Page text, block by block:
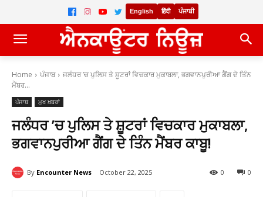
English हिंदी ਪੰਜਾਬੀ
Home ਪੰਜਾਬ
ਜਲੰਧਰ ’ਚ ਪੁਲਿਸ ਤੇ ਸ਼ੂਟਰਾਂ ਵਿਚਕਾਰ ਮੁਕਾਬਲਾ, ਭਗਵਾਨਪੁਰੀਆ ਗੈਂਗ ਦੇ ਤਿੰਨ
ਮੈਂਬਰ...
ਪੰਜਾਬ ਮੁਖ ਖ਼ਬਰਾਂ
ਜਲੰਧਰ ’ਚ ਪੁਲਿਸ ਤੇ ਸ਼ੂਟਰਾਂ ਵਿਚਕਾਰ ਮੁਕਾਬਲਾ,
ਭਗਵਾਨਪੁਰੀਆ ਗੈਂਗ ਦੇ ਤਿੰਨ ਮੈਂਬਰ ਕਾਬੂ!
By Encounter News October 22, 2025 0
0